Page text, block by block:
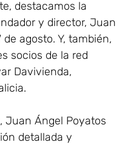
destacamos la
y director, Juan
agosto. Y, también,
socios de la red
Davivienda,
Juan Ángel Poyatos
detallada y